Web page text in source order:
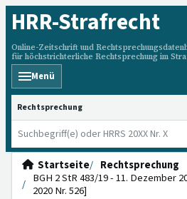
HRR-Strafrecht
Online-Zeitschrift und
für höchstrichterliche Rechtsprechung im
Menü
HRRS durchsuchen
Startseite
Rechtsprechung
BGH 2 StR 483/19 - 11. Dezember
2020 Nr. 526]